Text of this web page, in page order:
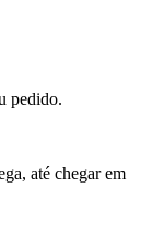
pedido.
até chegar em